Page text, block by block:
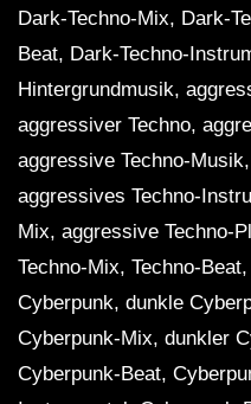
Techno /
Darksynth /
Bass Mix
Free]
Dark
Mix ‘BLOOD
Techno /
‘DERELICT’
Dark-Techno-Mix, Dark-
Beat, Dark-Techno-
Hintergrundmusik,
aggressiver Techno,
aggressive Techno-
aggressives Techno-
Mix, aggressive Techno-
Techno-Mix, Techno-
Cyberpunk, dunkle
Cyberpunk-Mix, dunkler
Cyberpunk-Beat,